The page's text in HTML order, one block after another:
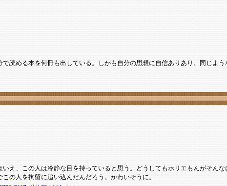
読める本を何冊も出している。しかも自分の思想に自信ありあり。同じよ
え、この人は冷静な目を持っていると思う。どうしてもホリエもんがそん
の人を拘留に追い込んだんだろう。かわいそうに。